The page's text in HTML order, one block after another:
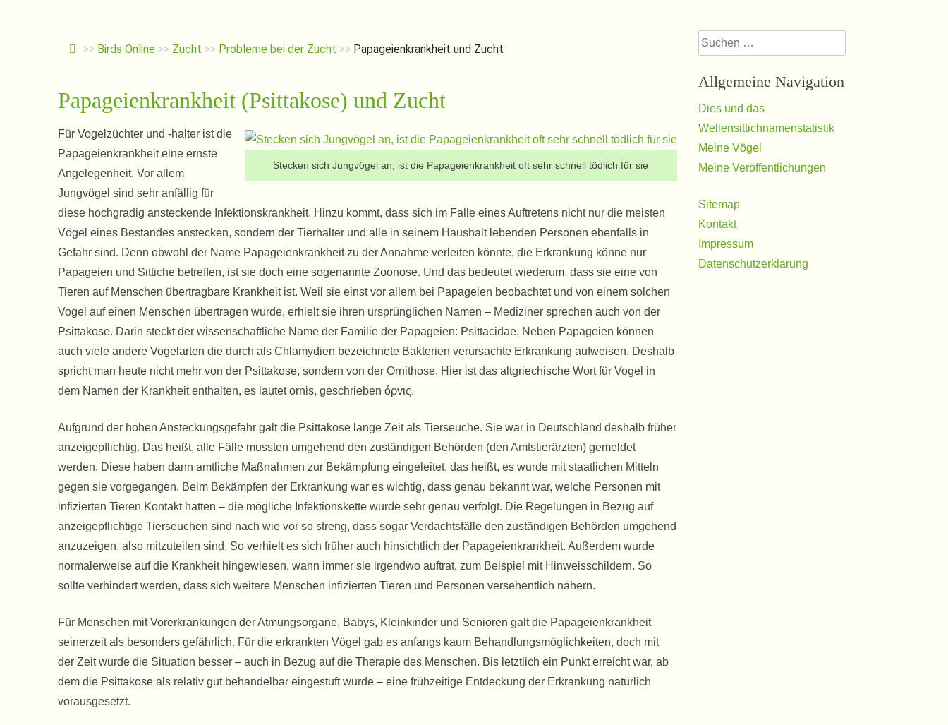
>> Birds Online >> Zucht >> Probleme bei der Zucht >> Papageienkrankheit und Zucht
Papageienkrankheit (Psittakose) und Zucht
Stecken sich Jungvögel an, ist die Papageienkrankheit oft sehr schnell tödlich für sie
Für Vogelzüchter und -halter ist die
Papageienkrankheit eine ernste
Angelegenheit. Vor allem
Jungvögel sind sehr anfällig für
diese hochgradig ansteckende Infektionskrankheit. Hinzu kommt, dass sich im Falle eines Auftretens nicht nur die meisten
Vögel eines Bestandes anstecken, sondern der Tierhalter und alle in seinem Haushalt lebenden Personen ebenfalls in
Gefahr sind. Denn obwohl der Name Papageienkrankheit zu der Annahme verleiten könnte, die Erkrankung könne nur
Papageien und Sittiche betreffen, ist sie doch eine sogenannte Zoonose. Und das bedeutet wiederum, dass sie eine von
Tieren auf Menschen übertragbare Krankheit ist. Weil sie einst vor allem bei Papageien beobachtet und von einem solchen
Vogel auf einen Menschen übertragen wurde, erhielt sie ihren ursprünglichen Namen – Mediziner sprechen auch von der
Psittakose. Darin steckt der wissenschaftliche Name der Familie der Papageien: Psittacidae. Neben Papageien können
auch viele andere Vogelarten die durch als Chlamydien bezeichnete Bakterien verursachte Erkrankung aufweisen. Deshalb
spricht man heute nicht mehr von der Psittakose, sondern von der Ornithose. Hier ist das altgriechische Wort für Vogel in
dem Namen der Krankheit enthalten, es lautet ornis, geschrieben óρvις.
Aufgrund der hohen Ansteckungsgefahr galt die Psittakose lange Zeit als Tierseuche. Sie war in Deutschland deshalb früher
anzeigepflichtig. Das heißt, alle Fälle mussten umgehend den zuständigen Behörden (den Amtstierärzten) gemeldet
werden. Diese haben dann amtliche Maßnahmen zur Bekämpfung eingeleitet, das heißt, es wurde mit staatlichen Mitteln
gegen sie vorgegangen. Beim Bekämpfen der Erkrankung war es wichtig, dass genau bekannt war, welche Personen mit
infizierten Tieren Kontakt hatten – die mögliche Infektionskette wurde sehr genau verfolgt. Die Regelungen in Bezug auf
anzeigepflichtige Tierseuchen sind nach wie vor so streng, dass sogar Verdachtsfälle den zuständigen Behörden umgehend
anzuzeigen, also mitzuteilen sind. So verhielt es sich früher auch hinsichtlich der Papageienkrankheit. Außerdem wurde
normalerweise auf die Krankheit hingewiesen, wann immer sie irgendwo auftrat, zum Beispiel mit Hinweisschildern. So
sollte verhindert werden, dass sich weitere Menschen infizierten Tieren und Personen versehentlich nähern.
Für Menschen mit Vorerkrankungen der Atmungsorgane, Babys, Kleinkinder und Senioren galt die Papageienkrankheit
seinerzeit als besonders gefährlich. Für die erkrankten Vögel gab es anfangs kaum Behandlungsmöglichkeiten, doch mit
der Zeit wurde die Situation besser – auch in Bezug auf die Therapie des Menschen. Bis letztlich ein Punkt erreicht war, ab
dem die Psittakose als relativ gut behandelbar eingestuft wurde – eine frühzeitige Entdeckung der Erkrankung natürlich
vorausgesetzt.
Suchen
nach:
Allgemeine Navigation
Dies und das
Wellensittichnamenstatistik
Meine Vögel
Meine Veröffentlichungen
Sitemap
Kontakt
Impressum
Datenschutzerklärung